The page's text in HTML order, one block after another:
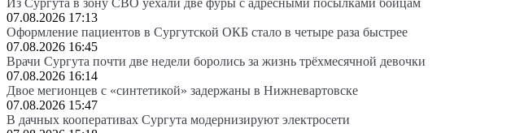
07.08.2026 17:13
Оформление пациентов в Сургутской ОКБ стало в четыре раза быстрее
07.08.2026 16:45
Врачи Сургута почти две недели боролись за жизнь трёхмесячной девочки
07.08.2026 16:14
Двое мегионцев с «синтетикой» задержаны в Нижневартовске
07.08.2026 15:47
В дачных кооперативах Сургута модернизируют электросети